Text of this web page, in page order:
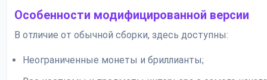
Особенности модифицированной версии
В отличие от обычной сборки, здесь доступны:
Неограниченные монеты и бриллианты;